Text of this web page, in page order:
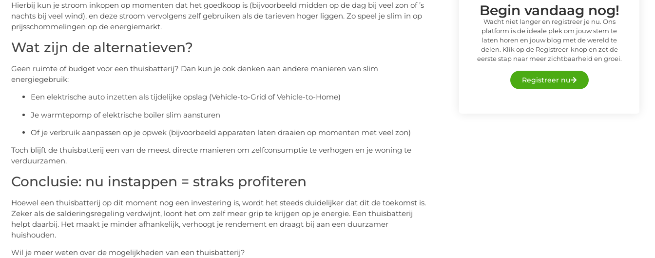
Hierbij kun je stroom inkopen op momenten dat het goedkoop is (bijvoorbeeld midden op de dag bij veel zon of ’s
nachts bij veel wind), en deze stroom vervolgens zelf gebruiken als de tarieven hoger liggen. Zo speel je slim in op
prijsschommelingen op de energiemarkt.
Wat zijn de alternatieven?
Geen ruimte of budget voor een thuisbatterij? Dan kun je ook denken aan andere manieren van slim
energiegebruik:
Een elektrische auto inzetten als tijdelijke opslag (Vehicle-to-Grid of Vehicle-to-Home)
Je warmtepomp of elektrische boiler slim aansturen
Of je verbruik aanpassen op je opwek (bijvoorbeeld apparaten laten draaien op momenten met veel zon)
Toch blijft de thuisbatterij een van de meest directe manieren om zelfconsumptie te verhogen en je woning te
verduurzamen.
Conclusie: nu instappen = straks profiteren
Hoewel een thuisbatterij op dit moment nog een investering is, wordt het steeds duidelijker dat dit de toekomst is.
Zeker als de salderingsregeling verdwijnt, loont het om zelf meer grip te krijgen op je energie. Een thuisbatterij
helpt daarbij. Het maakt je minder afhankelijk, verhoogt je rendement en draagt bij aan een duurzamer
huishouden.
Wil je meer weten over de mogelijkheden van een thuisbatterij?
Begin vandaag nog!
Wacht niet langer en registreer je nu. Ons
platform is de ideale plek om jouw stem te
laten horen en jouw blog met de wereld te
delen. Klik op de Registreer-knop en zet de
eerste stap naar meer zichtbaarheid en groei.
Registreer nu